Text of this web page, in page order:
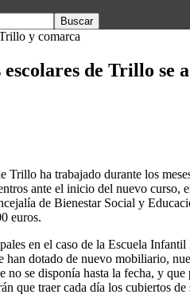
y comarca
de Trillo se
Trillo ha trabajado durante los
ante el inicio del nuevo curso,
de Bienestar Social y
euros.
en el caso de la Escuela
han dotado de nuevo mobiliario,
no se disponía hasta la fecha, y
que traer cada día los cubiertos